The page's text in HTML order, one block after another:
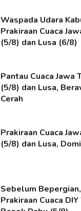
Waspada Udara
Prakiraan Cuaca
(5/8) dan Lusa (6/8)
Pantau Cuaca Jawa
(5/8) dan Lusa,
Cerah
Prakiraan Cuaca
(5/8) dan Lusa,
Sebelum
Prakiraan Cuaca